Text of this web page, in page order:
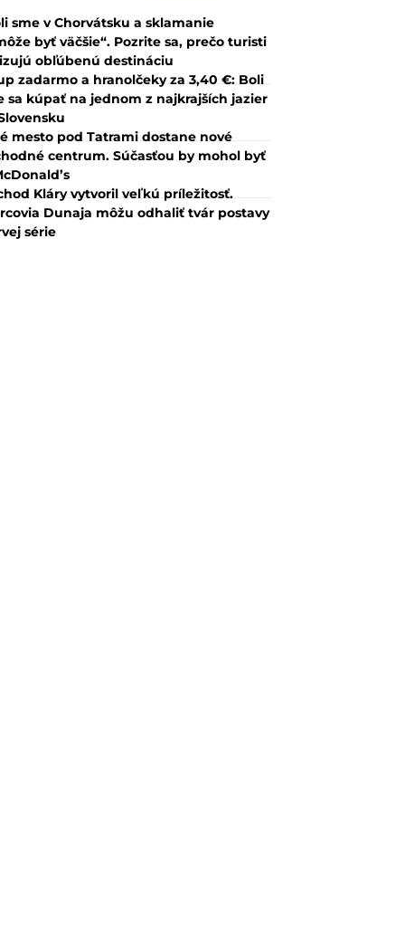
sme v Chorvátsku a sklamanie
byť väčšie“. Pozrite sa, prečo turisti
obľúbenú destináciu
zadarmo a hranolčeky za 3,40 €: Boli
sa kúpať na jednom z najkrajších jazier
mesto pod Tatrami dostane nové
centrum. Súčasťou by mohol byť
Kláry vytvoril veľkú príležitosť.
Dunaja môžu odhaliť tvár postavy
série